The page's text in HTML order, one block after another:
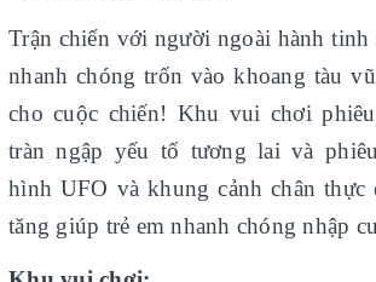
Trận chiến với người ngoài hành tinh
nhanh chóng trốn vào khoang tàu
cho cuộc chiến! Khu vui chơi
tràn ngập yếu tố tương lai và
hình UFO và khung cảnh chân thực
tăng giúp trẻ em nhanh chóng nhập